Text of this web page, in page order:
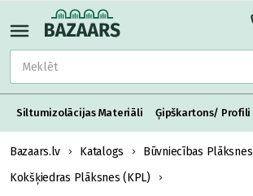
Siltumizolācijas Materiāli Ģipškartons/ Profili
Bazaars.lv Katalogs
Būvniecības Plāksnes
Kokšķiedras Plāksnes (KPL)